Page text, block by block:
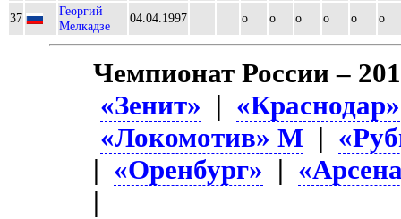
37
Георгий
Мелкадзе
04.04.1997 о о о о о о
Чемпионат России –
«Зенит» | «Краснодар»
«Локомотив» М |
| «Оренбург» |
|